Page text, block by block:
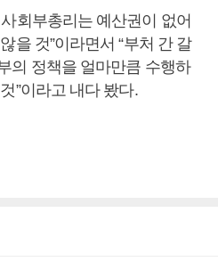
회부총리는 예산권이 없어
을 것”이라면서 “부처 간 갈
의 정책을 얼마만큼 수행하
”이라고 내다 봤다.